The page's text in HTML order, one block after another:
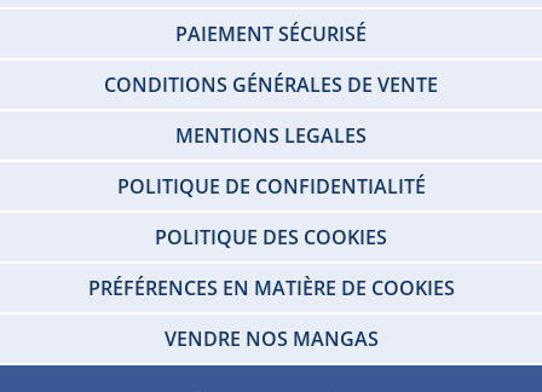
PAIEMENT SÉCURISÉ
CONDITIONS GÉNÉRALES DE VENTE
MENTIONS LEGALES
POLITIQUE DE CONFIDENTIALITÉ
POLITIQUE DES COOKIES
PRÉFÉRENCES EN MATIÈRE DE COOKIES
VENDRE NOS MANGAS